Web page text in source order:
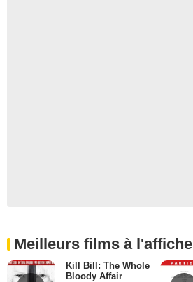
Meilleurs films à l'affiche
Kill Bill: The Whole
Bloody Affair